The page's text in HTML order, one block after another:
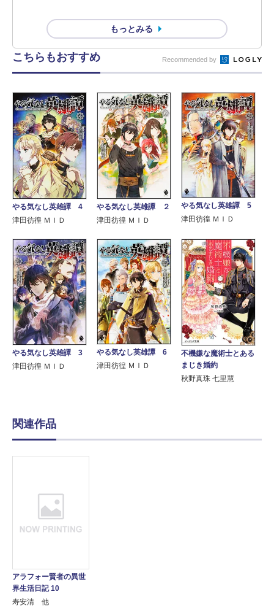
もっとみる
こちらもおすすめ Recommended by
やる気なし英雄譚 4
津田彷徨 ＭＩＤ
やる気なし英雄譚 ２
津田彷徨 ＭＩＤ
やる気なし英雄譚 5
津田彷徨 ＭＩＤ
やる気なし英雄譚 3
津田彷徨 ＭＩＤ
やる気なし英雄譚 6
津田彷徨 ＭＩＤ
不機嫌な魔術士とある
まじき婚約
秋野真珠 七里慧
関連作品
アラフォー賢者の異世
界生活日記 10
寿安清 他